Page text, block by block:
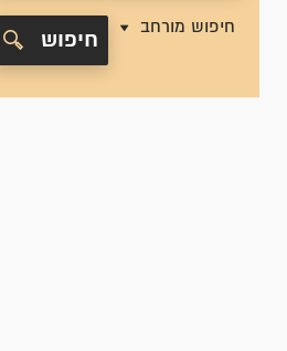
חיפוש מורחב
חיפוש